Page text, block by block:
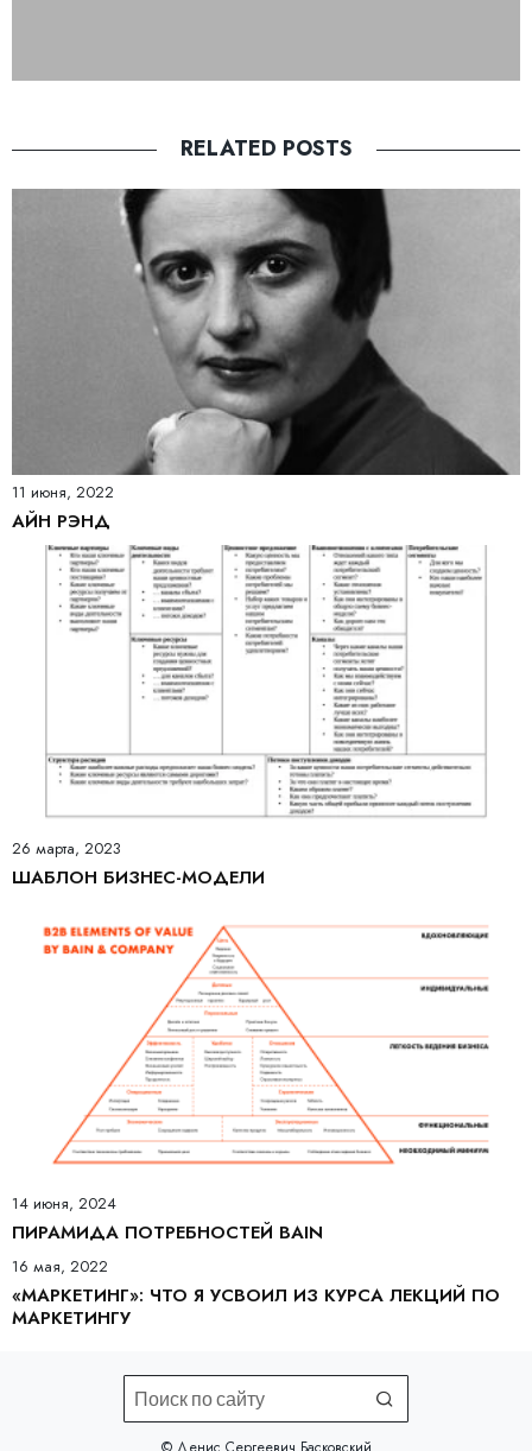
RELATED POSTS
11 июня, 2022
АЙН РЭНД
26 марта, 2023
ШАБЛОН БИЗНЕС-МОДЕЛИ
14 июня, 2024
ПИРАМИДА ПОТРЕБНОСТЕЙ BAIN
16 мая, 2022
«МАРКЕТИНГ»: ЧТО Я УСВОИЛ ИЗ КУРСА ЛЕКЦИЙ ПО
МАРКЕТИНГУ